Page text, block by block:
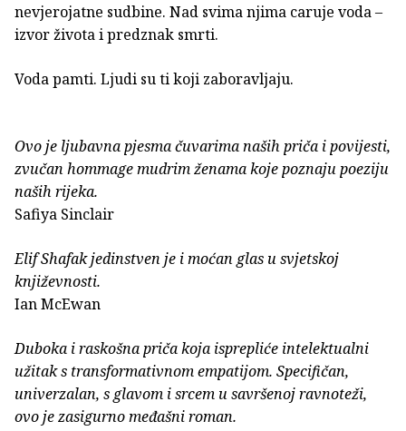
nevjerojatne sudbine. Nad svima njima caruje voda –
izvor života i predznak smrti.
Voda pamti. Ljudi su ti koji zaboravljaju.
Ovo je ljubavna pjesma čuvarima naših priča i povijesti,
zvučan hommage mudrim ženama koje poznaju poeziju
naših rijeka.
Safiya Sinclair
Elif Shafak jedinstven je i moćan glas u svjetskoj
književnosti.
Ian McEwan
Duboka i raskošna priča koja isprepliće intelektualni
užitak s transformativnom empatijom. Specifičan,
univerzalan, s glavom i srcem u savršenoj ravnoteži,
ovo je zasigurno međašni roman.